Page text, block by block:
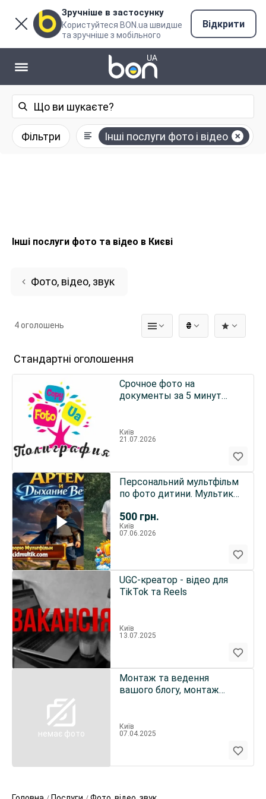
Зручніше в застосунку
Користуйтеся BON.ua швидше
та зручніше з мобільного
Відкрити
Фільтри Інші послуги фото і відео
Інші послуги фото та відео в Києві
Фото, відео, звук
₴
4 оголошень
Стандартні оголошення
Срочное фото на
документы за 5 минут
Київ
21.07.2026
500 грн.
Персональний мультфільм
по фото дитини. Мультик
Київ
07.06.2026
UGC-креатор - відео для
TikTok та Reels
Київ
13.07.2025
немає фото
Монтаж та ведення
вашого блогу, монтаж
Київ
07.04.2025